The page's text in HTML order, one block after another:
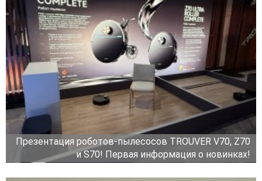
Презентация роботов-пылесосов TROUVER V70, Z70
и S70! Первая информация о новинках!